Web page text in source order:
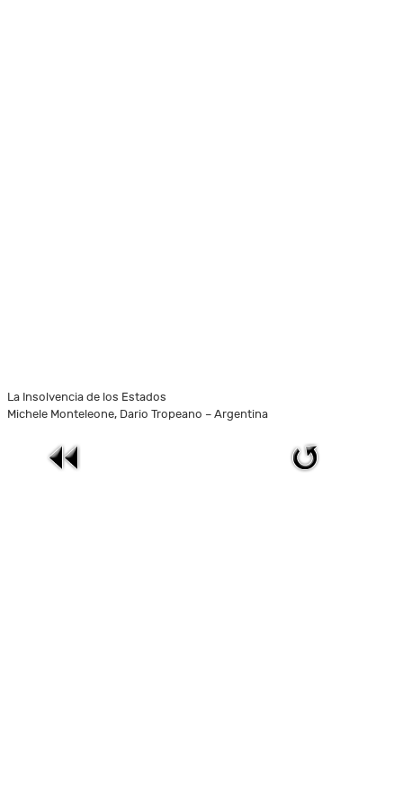
La Insolvencia de los Estados
Michele Monteleone, Dario Tropeano – Argentina